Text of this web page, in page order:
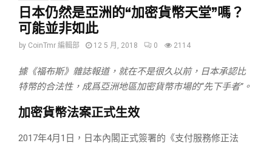
日本仍然是亞洲的“加密貨幣天堂”嗎？
可能並非如此
by CoinTmr 編輯部 12 5 月, 2018 0 2114
據《福布斯》雜誌報道，就在不是很久以前，日本承認比
特幣的合法性，成爲亞洲地區加密貨幣市場的“先下手者”。
加密貨幣法案正式生效
2017年4月1日，日本內閣正式簽署的《支付服務修正法